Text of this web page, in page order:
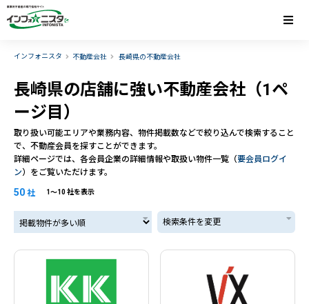
インフォニスタ 不動産会社 長崎県の不動産会社
長崎県の店舗に強い不動産会社（1ペ
ージ目）
取り扱い可能エリアや業務内容、物件掲載数などで絞り込んで検索すること
で、不動産会員を探すことができます。
詳細ページでは、各会員企業の詳細情報や取扱い物件一覧（要会員ログイ
ン）をご覧いただけます。
50 社 1〜10 社を表示
掲載物件が多い順 検索条件を変更